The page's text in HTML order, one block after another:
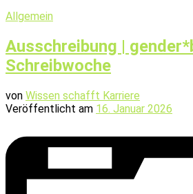
Allgemein
Ausschreibung |
Schreibwoche
von Wissen schafft Karriere
Veröffentlicht am 16. Januar 2026